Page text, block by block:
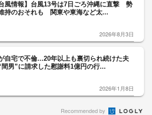
台風情報】台風13号は7日ごろ沖縄に直撃 勢
持のおそれも 関東や東海など太...
2026年8月3日
自宅で不倫…20年以上も裏切られ続けた夫
間男”に請求した慰謝料1億円の行...
2026年1月8日
Recommended by